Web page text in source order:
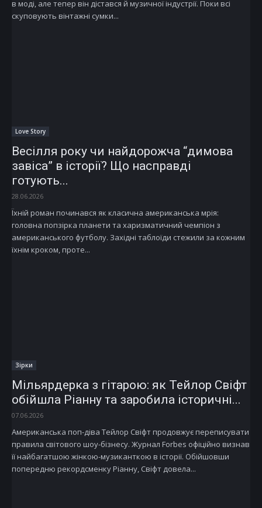
в моді, але тепер він дістався й музичної індустрії. Поки всі
скуповують вінтажні сумки...
Love Story
Весілля року чи найдорожча “димова
завіса” в історії? Що насправді
готують...
28.06.2026
Їхній роман починався як класична американська мрія:
головна попзірка планети та харизматичний чемпіон з
американського футболу. Західні таблоїди стежили за кожним
їхнім кроком, проте...
Зірки
Мільярдерка з гітарою: як Тейлор Свіфт
обійшла Ріанну та заробила історичні...
07.06.2026
Американська поп-діва Тейлор Свіфт продовжує переписувати
правила світового шоу-бізнесу. Журнал Forbes офіційно визнав
її найбагатшою жінкою-музиканткою в історії. Обійшовши
попередню рекордсменку Ріанну, Свіфт довела...